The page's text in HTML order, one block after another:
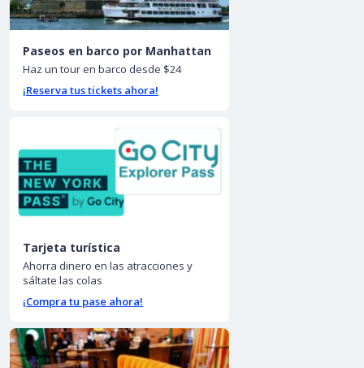
Paseos en barco por Manhattan
Haz un tour en barco desde $24
¡Reserva tus tickets ahora!
Tarjeta turística
Ahorra dinero en las atracciones y
sáltate las colas
¡Compra tu pase ahora!